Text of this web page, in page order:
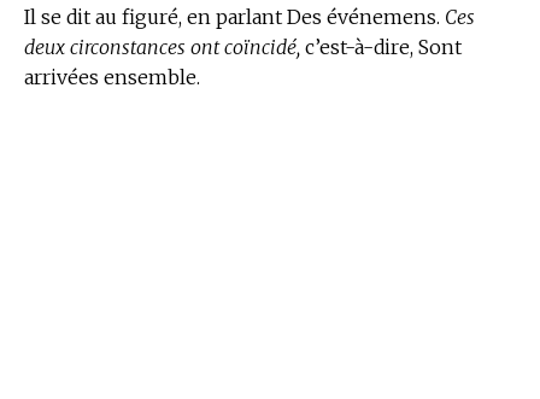
Il se dit au figuré, en parlant Des événemens. Ces
deux circonstances ont coïncidé, c’est-à-dire, Sont
arrivées ensemble.